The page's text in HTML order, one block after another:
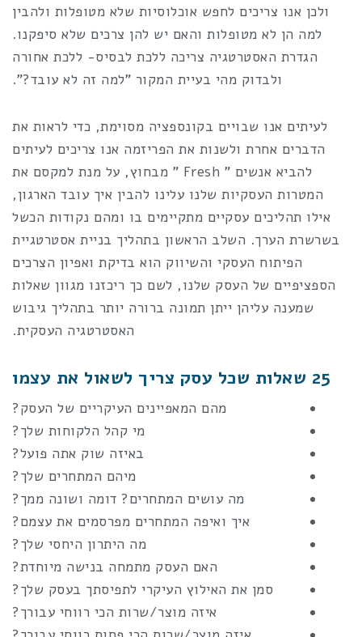
ולכן אנו צריכים לחפש אוכלוסיות שלא מטופלות ולהבין
למה הן לא מטופלות והאם יש להן צרכים שלא סיפקנו.
הגדרת האסטרטגיה צריכה ללכת לבסיס- ללכת אחורה
ולבדוק מהי בעיית המקור "למה זה לא עובד?".
לעיתים אנו שבויים בקונספציה מסוימת, כדי לראות את
הדברים אחרת ולשנות את הפריזמה אנו צריכים לעיתים
להביא אנשים " Fresh " מבחוץ, על מנת למקסם את
המטרות העסקיות שלנו עלינו להבין איך עובד הארגון,
אילו תהליכים עסקיים מתקיימים בו ומהם נקודות הכשל
בשרשרת הערך. השלב הראשון בתהליך בניית אסטרטגיית
הפיתוח העסקי והשיווק הוא בדיקת ואפיון הצרכים
הספציפיים של העסק שלנו, לשם כך ריכזנו מגוון שאלות
שמענה עליהן ייתן תמונה ברורה יותר בתהליך גיבוש
האסטרטגיה העסקית.
25 שאלות שכל עסק צריך לשאול את עצמו
מהם המאפיינים העיקריים של העסק?
מי קהל הלקוחות שלך?
באיזה שוק אתה פועל?
מיהם המתחרים שלך?
מה עושים המתחרים? דומה ושונה ממך?
איך ואיפה המתחרים מפרסמים את עצמם?
מה היתרון היחסי שלך?
האם העסק מתמחה בנישה מיוחדת?
סמן את האילוץ העיקרי לתפיסתך בעסק שלך?
איזה מוצר/שרות הכי רווחי עבורך?